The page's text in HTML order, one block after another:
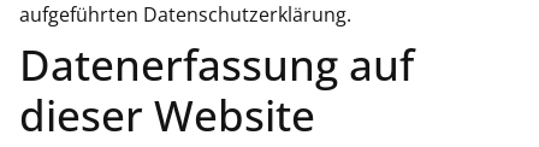
aufgeführten Datenschutzerklärung.
Datenerfassung auf
dieser Website